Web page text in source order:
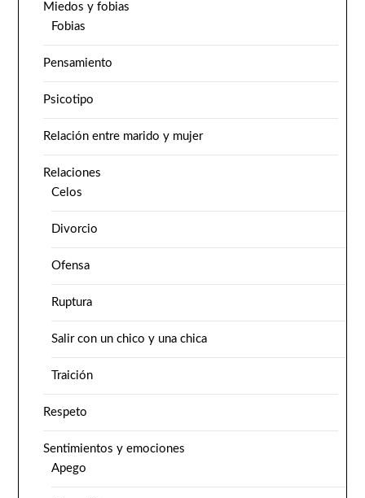
Miedos y fobias
Fobias
Pensamiento
Psicotipo
Relación entre marido y mujer
Relaciones
Celos
Divorcio
Ofensa
Ruptura
Salir con un chico y una chica
Traición
Respeto
Sentimientos y emociones
Apego